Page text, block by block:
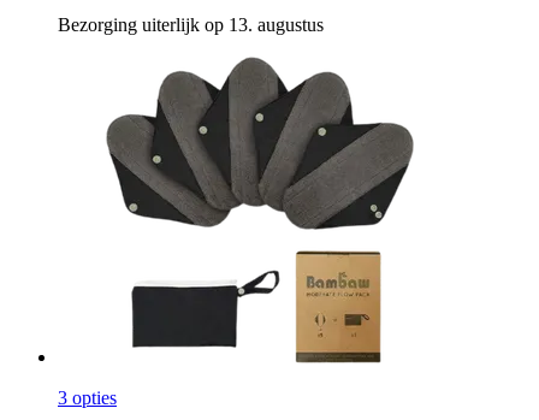
Bezorging uiterlijk op 13. augustus
3 opties